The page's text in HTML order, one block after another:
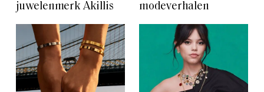
juwelenmerk Akillis
modeverhalen